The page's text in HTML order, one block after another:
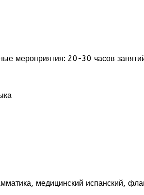
мероприятия: 20-30 часов
медицинский испанский,